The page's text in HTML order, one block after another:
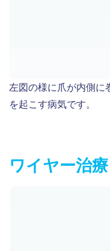
左図の様に爪が内側に
を起こす病気です。
ワイヤー治